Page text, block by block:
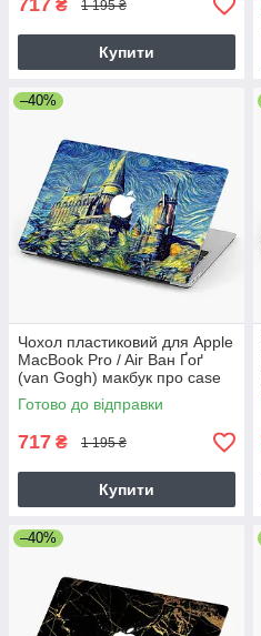
717 ₴ 1 195 ₴
Купити
–40%
Чохол пластиковий для Apple
MacBook Pro / Air Ван Ґоґ
(van Gogh) макбук про case
hard cover
Готово до відправки
717 ₴ 1 195 ₴
Купити
–40%